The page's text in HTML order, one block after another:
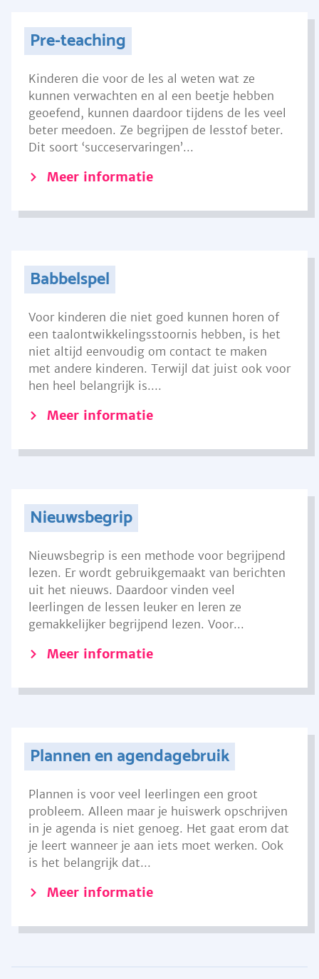
Pre-teaching
Kinderen die voor de les al weten wat ze
kunnen verwachten en al een beetje hebben
geoefend, kunnen daardoor tijdens de les veel
beter meedoen. Ze begrijpen de lesstof beter.
Dit soort ‘succeservaringen’...
Meer informatie
Babbelspel
Voor kinderen die niet goed kunnen horen of
een taalontwikkelingsstoornis hebben, is het
niet altijd eenvoudig om contact te maken
met andere kinderen. Terwijl dat juist ook voor
hen heel belangrijk is....
Meer informatie
Nieuwsbegrip
Nieuwsbegrip is een methode voor begrijpend
lezen. Er wordt gebruikgemaakt van berichten
uit het nieuws. Daardoor vinden veel
leerlingen de lessen leuker en leren ze
gemakkelijker begrijpend lezen. Voor...
Meer informatie
Plannen en agendagebruik
Plannen is voor veel leerlingen een groot
probleem. Alleen maar je huiswerk opschrijven
in je agenda is niet genoeg. Het gaat erom dat
je leert wanneer je aan iets moet werken. Ook
is het belangrijk dat...
Meer informatie